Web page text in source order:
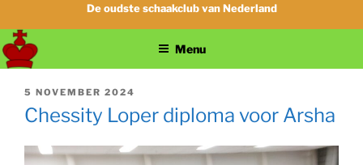
De oudste schaakclub van Nederland
Menu
GEPLAATST
OP
5 NOVEMBER 2024
Chessity Loper diploma voor Arsha